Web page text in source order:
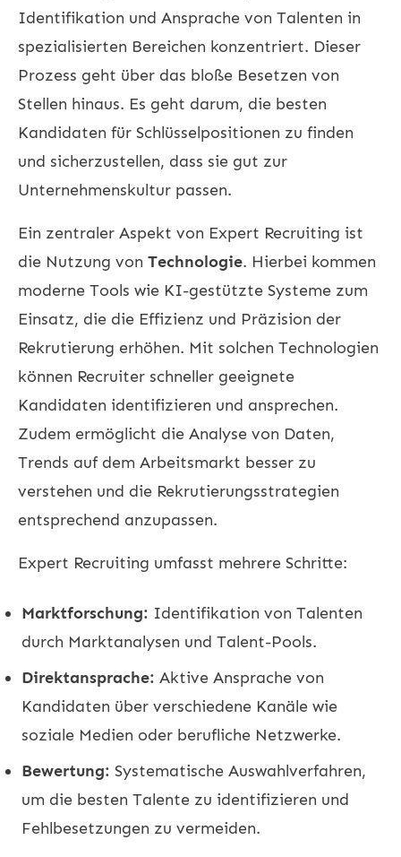
Identifikation und Ansprache von Talenten in
spezialisierten Bereichen konzentriert. Dieser
Prozess geht über das bloße Besetzen von
Stellen hinaus. Es geht darum, die besten
Kandidaten für Schlüsselpositionen zu finden
und sicherzustellen, dass sie gut zur
Unternehmenskultur passen.
Ein zentraler Aspekt von Expert Recruiting ist
die Nutzung von Technologie. Hierbei kommen
moderne Tools wie KI-gestützte Systeme zum
Einsatz, die die Effizienz und Präzision der
Rekrutierung erhöhen. Mit solchen Technologien
können Recruiter schneller geeignete
Kandidaten identifizieren und ansprechen.
Zudem ermöglicht die Analyse von Daten,
Trends auf dem Arbeitsmarkt besser zu
verstehen und die Rekrutierungsstrategien
entsprechend anzupassen.
Expert Recruiting umfasst mehrere Schritte:
Marktforschung: Identifikation von Talenten
durch Marktanalysen und Talent-Pools.
Direktansprache: Aktive Ansprache von
Kandidaten über verschiedene Kanäle wie
soziale Medien oder berufliche Netzwerke.
Bewertung: Systematische Auswahlverfahren,
um die besten Talente zu identifizieren und
Fehlbesetzungen zu vermeiden.